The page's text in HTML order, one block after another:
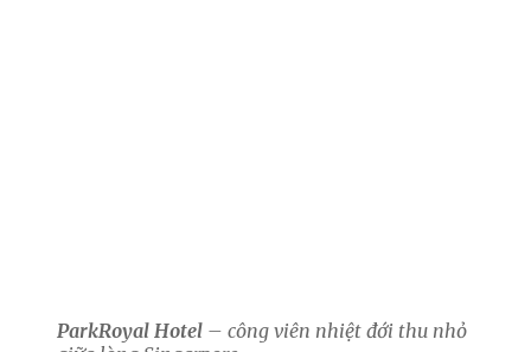
ParkRoyal Hotel – công viên nhiệt đới thu nhỏ